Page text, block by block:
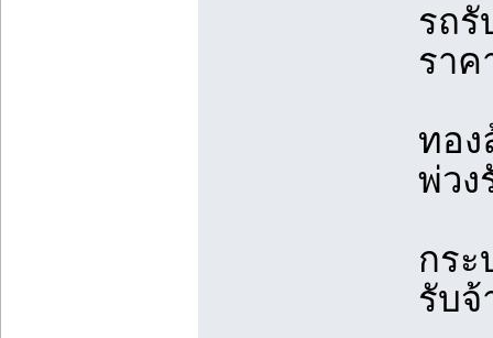
รถรั
ราค
ทอง
พ่วง
กระ
รับจ้